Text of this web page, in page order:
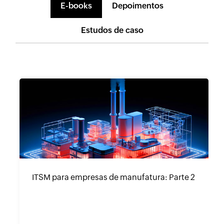
E-books Depoimentos
Estudos de caso
ITSM para empresas de manufatura: Parte 2